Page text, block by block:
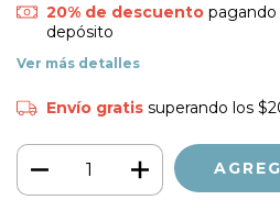
20% de descuentopagando
depósito
Ver más detalles
Envío gratis superando los